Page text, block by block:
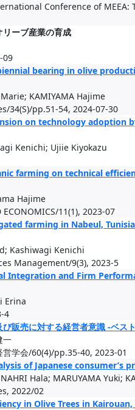
Conference of
ーブ産業の育成
09
bearing in olive
KAMIYAMA Hajime
34(S)/pp.51-54, 2024-07-30
on technology adoption
Kenichi; Ujiie Kiyokazu
farming on technical
Hajime
ECONOMICS/11(1), 2023-07
farming in Nabeul,
Kashiwagi Kenichi
Management/9(3), 2023-5
Integration and Firm
Erina
4
販売に対する経営者意識 -ベス
一
営学会/60(4)/pp.35-40, 2023-01
of Japanese consumer’s
Hala; MARUYAMA Yuki;
2022/02
in Olive Trees in Kairouan,